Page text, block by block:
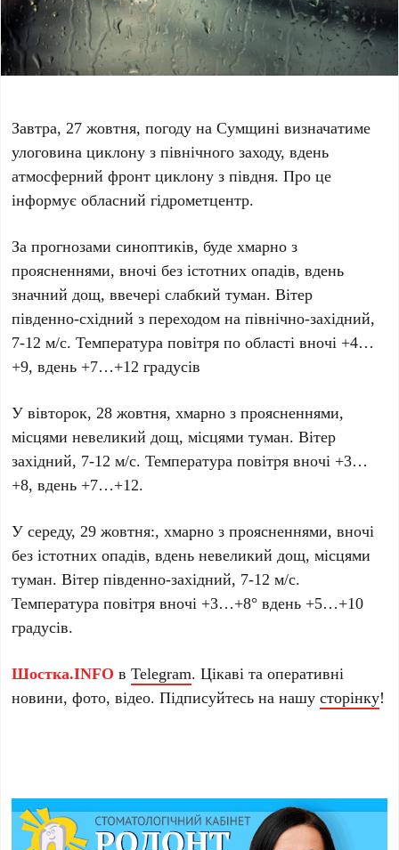
Завтра, 27 жовтня, погоду на Сумщині визначатиме
улоговина циклону з північного заходу, вдень
атмосферний фронт циклону з півдня. Про це
інформує обласний гідрометцентр.
За прогнозами синоптиків, буде хмарно з
проясненнями, вночі без істотних опадів, вдень
значний дощ, ввечері слабкий туман. Вітер
південно-східний з переходом на північно-західний,
7-12 м/с. Температура повітря по області вночі +4…
+9, вдень +7…+12 градусів
У вівторок, 28 жовтня, хмарно з проясненнями,
місцями невеликий дощ, місцями туман. Вітер
західний, 7-12 м/с. Температура повітря вночі +3…
+8, вдень +7…+12.
У середу, 29 жовтня:, хмарно з проясненнями, вночі
без істотних опадів, вдень невеликий дощ, місцями
туман. Вітер південно-західний, 7-12 м/с.
Температура повітря вночі +3…+8° вдень +5…+10
градусів.
Шостка.INFO вTelegram. Цікаві та оперативні
новини, фото, відео. Підписуйтесь на нашусторінку!